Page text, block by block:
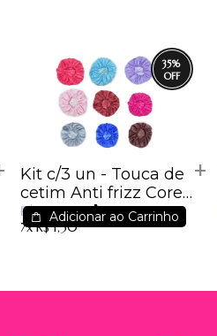
35%
Kit c/3 un - Touca de
cetim Anti frizz Cores
sortidas - IM -
R$ 11,50 R$ 7,50
7xR$ 1,30
Adicionar ao Carrinho